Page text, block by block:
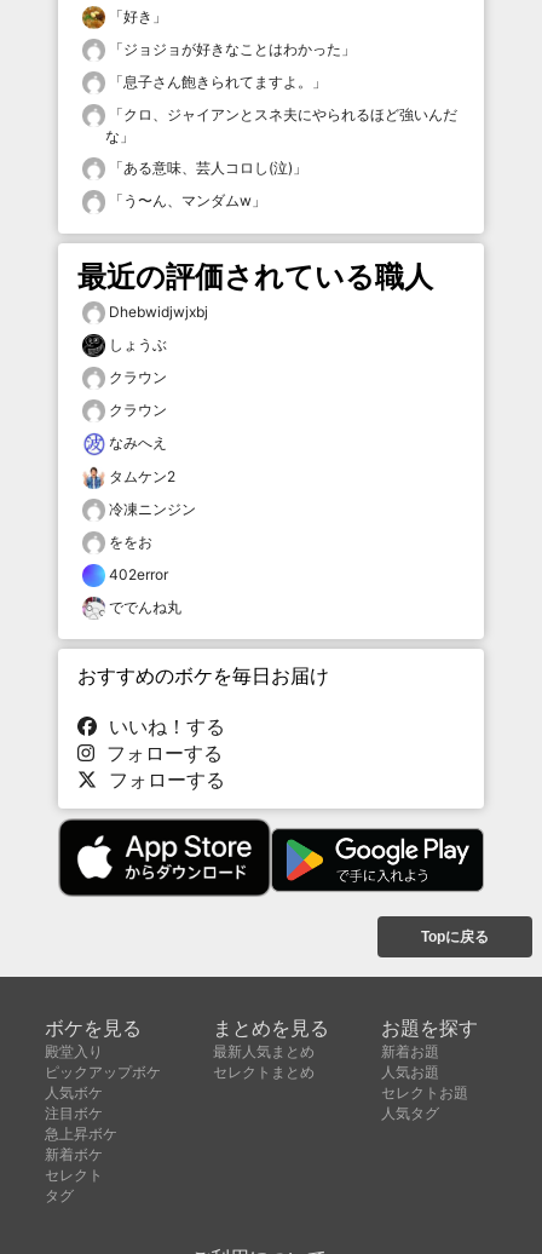
「好き 」
「ジョジョが好きなことはわかった 」
「息子さん飽きられてますよ。
」
「クロ、ジャイアンとスネ夫にやられるほど強いんだ
な 」
「ある意味、芸人コロし(泣) 」
「 う〜ん、マンダムw 」
最近の評価されている職人
Dhebwidjwjxbj
しょうぶ
クラウン
クラウン
なみへえ
タムケン2
冷凍ニンジン
ををお
402error
ででんね丸
おすすめのボケを毎日お届け
いいね！する
フォローする
フォローする
Topに戻る
ボケを見る
殿堂入り
ピックアップボケ
人気ボケ
注目ボケ
急上昇ボケ
新着ボケ
セレクト
タグ
まとめを見る
最新人気まとめ
セレクトまとめ
お題を探す
新着お題
人気お題
セレクトお題
人気タグ